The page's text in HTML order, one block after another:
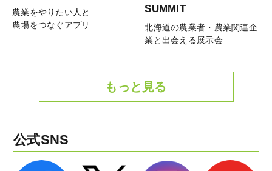
農業をやりたい人と
農場をつなぐアプリ
SUMMIT
北海道の農業者・農業関連企
業と出会える展示会
もっと見る
公式SNS